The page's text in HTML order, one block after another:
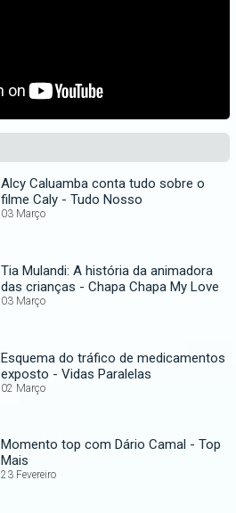
Alcy Caluamba conta tudo sobre o
filme Caly - Tudo Nosso
03 Março
Tia Mulandi: A história da animadora
das crianças - Chapa Chapa My Love
03 Março
Esquema do tráfico de medicamentos
exposto - Vidas Paralelas
02 Março
Momento top com Dário Camal - Top
Mais
23 Fevereiro